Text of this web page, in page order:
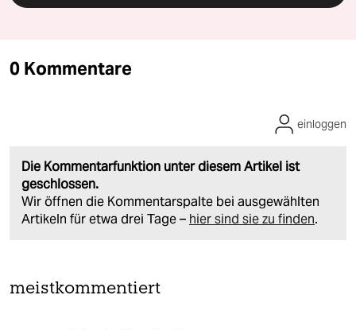
0 Kommentare
Die Kommentarfunktion unter diesem Artikel ist
geschlossen.
Wir öffnen die Kommentarspalte bei ausgewählten
Artikeln für etwa drei Tage – hier sind sie zu finden.
einloggen
meistkommentiert